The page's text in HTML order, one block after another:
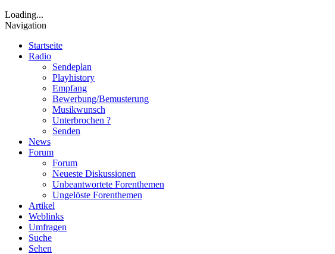
Loading...
Navigation
Startseite
Radio
Sendeplan
Playhistory
Empfang
Bewerbung/Bemusterung
Musikwunsch
Unterbrochen ?
Senden
News
Forum
Forum
Neueste Diskussionen
Unbeantwortete Forenthemen
Ungelöste Forenthemen
Artikel
Weblinks
Umfragen
Suche
Sehen